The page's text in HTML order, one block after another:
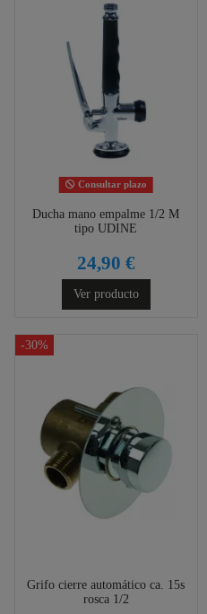
Consultar plazo
Ducha mano empalme 1/2 M
tipo UDINE
24,90 €
Ver producto
-30%
Grifo cierre automático ca. 15s
rosca 1/2